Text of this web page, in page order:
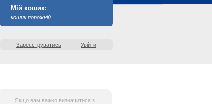
Мій кошик:
кошик порожній
Зареєструватись | Увійти
Якщо вам важко визначитися з